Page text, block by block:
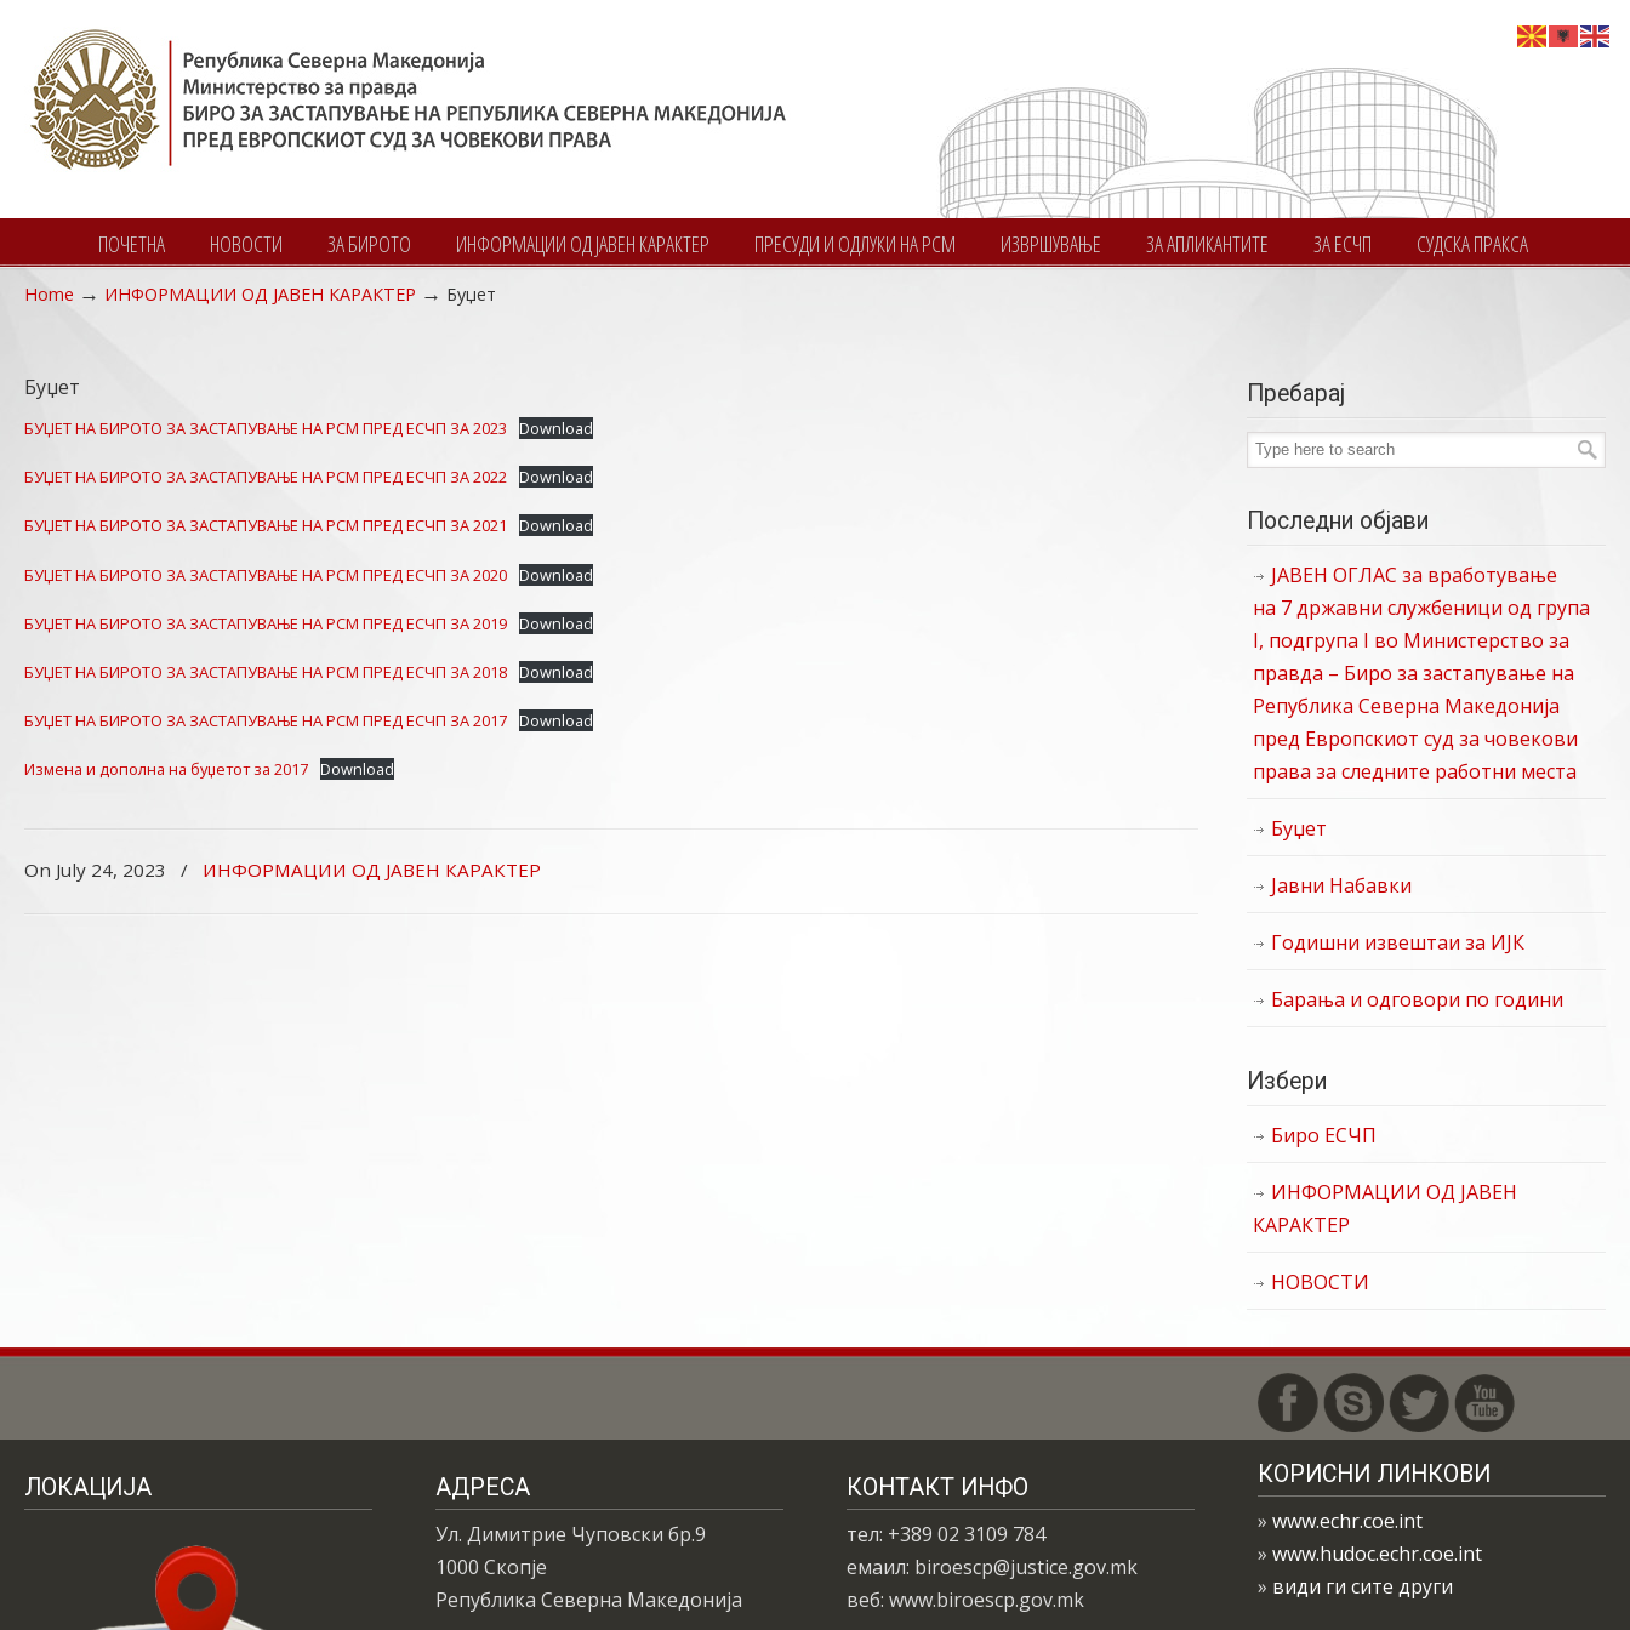
ПОЧЕТНА НОВОСТИ ЗА БИРОТО ИНФОРМАЦИИ ОД ЈАВЕН КАРАКТЕР ПРЕСУДИ И ОДЛУКИ НА РСМ ИЗВРШУВАЊЕ ЗА АПЛИКАНТИТЕ ЗА ЕСЧП СУДСКА ПРАКСА
Navigation
Home → ИНФОРМАЦИИ ОД ЈАВЕН КАРАКТЕР → Буџет
Буџет
БУЏЕТ НА БИРОТО ЗА ЗАСТАПУВАЊЕ НА РСМ ПРЕД ЕСЧП ЗА 2023 Download
БУЏЕТ НА БИРОТО ЗА ЗАСТАПУВАЊЕ НА РСМ ПРЕД ЕСЧП ЗА 2022 Download
БУЏЕТ НА БИРОТО ЗА ЗАСТАПУВАЊЕ НА РСМ ПРЕД ЕСЧП ЗА 2021 Download
БУЏЕТ НА БИРОТО ЗА ЗАСТАПУВАЊЕ НА РСМ ПРЕД ЕСЧП ЗА 2020 Download
БУЏЕТ НА БИРОТО ЗА ЗАСТАПУВАЊЕ НА РСМ ПРЕД ЕСЧП ЗА 2019 Download
БУЏЕТ НА БИРОТО ЗА ЗАСТАПУВАЊЕ НА РСМ ПРЕД ЕСЧП ЗА 2018 Download
БУЏЕТ НА БИРОТО ЗА ЗАСТАПУВАЊЕ НА РСМ ПРЕД ЕСЧП ЗА 2017 Download
Измена и дополна на буџетот за 2017 Download
On July 24, 2023 / ИНФОРМАЦИИ ОД ЈАВЕН КАРАКТЕР
Пребарај
Последни објави
ЈАВЕН ОГЛАС за вработување
на 7 државни службеници од група
I, подгрупа I во Министерство за
правда – Биро за застапување на
Република Северна Македонија
пред Европскиот суд за човекови
права за следните работни места
Буџет
Јавни Набавки
Годишни извештаи за ИЈК
Барања и одговори по години
Избери
Биро ЕСЧП
ИНФОРМАЦИИ ОД ЈАВЕН
КАРАКТЕР
НОВОСТИ
ЛОКАЦИЈА АДРЕСА
Ул. Димитрие Чуповски бр.9
1000 Скопје
Република Северна Македонија
КОНТАКТ ИНФО
тел: +389 02 3109 784
емаил: biroescp@justice.gov.mk
веб: www.biroescp.gov.mk
КОРИСНИ ЛИНКОВИ
»www.echr.coe.int
»www.hudoc.echr.coe.int
» види ги сите други